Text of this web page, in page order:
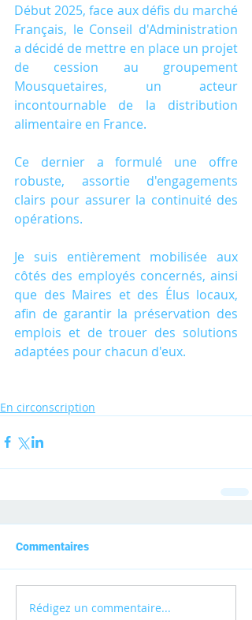
Début 2025, face aux défis du marché
Français, le Conseil d'Administration
a décidé de mettre en place un projet
de cession au groupement
Mousquetaires, un acteur
incontournable de la distribution
alimentaire en France.
Ce dernier a formulé une offre
robuste, assortie d'engagements
clairs pour assurer la continuité des
opérations.
Je suis entièrement mobilisée aux
côtés des employés concernés, ainsi
que des Maires et des Élus locaux,
afin de garantir la préservation des
emplois et de trouer des solutions
adaptées pour chacun d'eux.
En circonscription
Commentaires
Rédigez un commentaire...